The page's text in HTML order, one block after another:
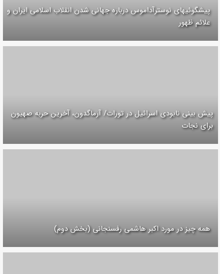
پیشگوئیهای نوسترآداموس درباره جهانی شدن انقلاب اسلامی ایران و
علائم ظهور
پیش بینی نابودی اسرائیل در تورات/ آرماگدون، آخرین حربه صهیون
برای نجات
همه چیز در مورد اکبر هاشمی رفسنجانی (بخش دوم)